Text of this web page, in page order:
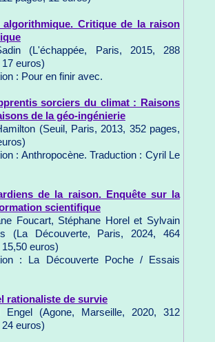
algorithmique. Critique de la raison
(L'échappée, Paris, 2015, 288
euros)
: Pour en finir avec.
sorciers du climat : Raisons
de la géo-ingénierie
(Seuil, Paris, 2013, 352 pages,
: Anthropocène. Traduction : Cyril Le
de la raison. Enquête sur la
scientifique
Foucart, Stéphane Horel et Sylvain
(La Découverte, Paris, 2024, 464
euros)
: La Découverte Poche / Essais
rationaliste de survie
Engel (Agone, Marseille, 2020, 312
euros)